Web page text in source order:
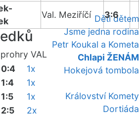
Děti dětem
Jsme jedna rodina
Petr Koukal a Kometa
Chlapi ŽENÁM
Hokejová tombola
Království Komety
Dortiáda
Val. Meziříčí 3:6
prohry VAL
0:4
1x
1:4
1x
1:5
1x
2:5
2x